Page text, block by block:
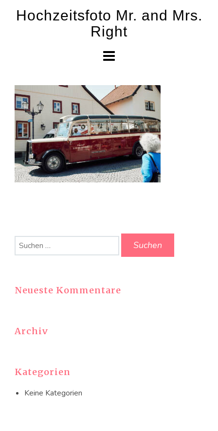
Hochzeitsfoto Mr. and Mrs.
Right
Suchen
nach:
Neueste Kommentare
Archiv
Kategorien
Keine Kategorien